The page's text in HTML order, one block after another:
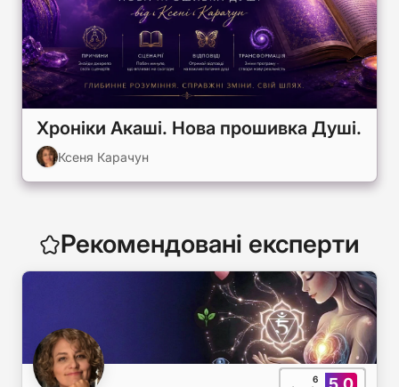
Хроніки Акаші. Нова прошивка Душі.
Ксеня Карачун
Рекомендовані експерти
6